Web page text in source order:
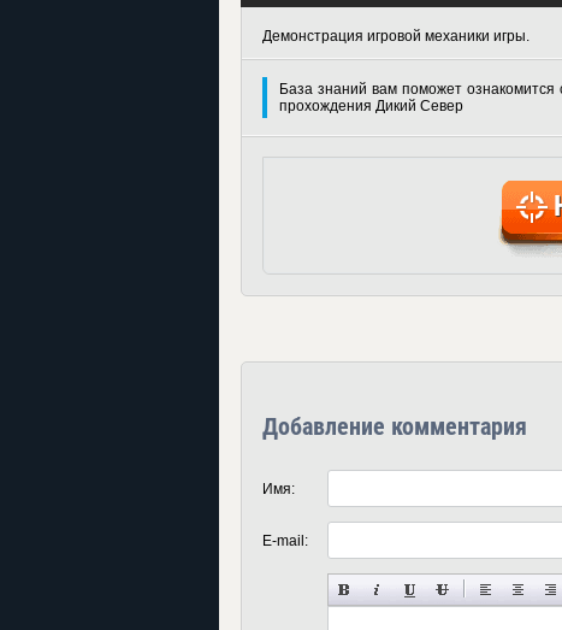
Демонстрация игровой механики игры.
База знаний вам поможет ознакомится
прохождения Дикий Север
Добавление комментария
Имя:
E-mail: